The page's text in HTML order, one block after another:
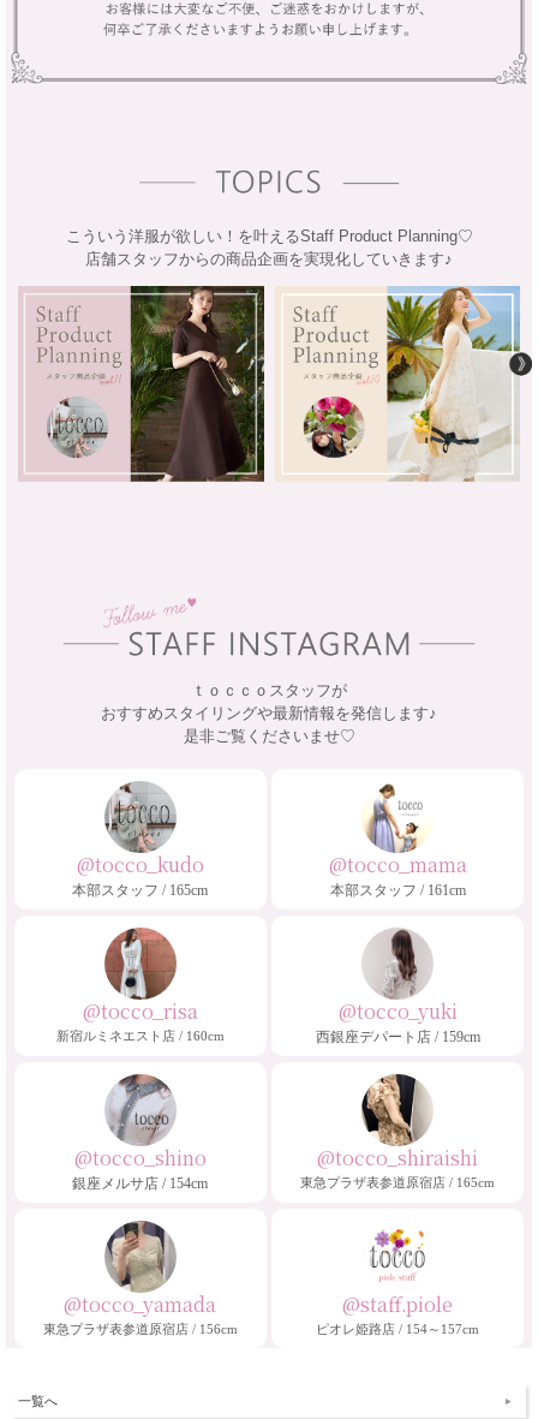
こういう洋服が欲しい！を叶えるStaff Product Planning♡
店舗スタッフからの商品企画を実現化していきます♪
ｔｏｃｃｏスタッフが
おすすめスタイリングや最新情報を発信します♪
是非ご覧くださいませ♡
@tocco_kudo
本部スタッフ / 165cm
@tocco_mama
本部スタッフ / 161cm
@tocco_risa
新宿ルミネエスト店 / 160cm
@tocco_yuki
西銀座デパート店 / 159cm
@tocco_shino
銀座メルサ店 / 154cm
@tocco_shiraishi
東急プラザ表参道原宿店 / 165cm
@tocco_yamada
東急プラザ表参道原宿店 / 156cm
@staff.piole
ピオレ姫路店 / 154～157cm
一覧へ